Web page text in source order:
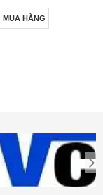
MUA HÀNG